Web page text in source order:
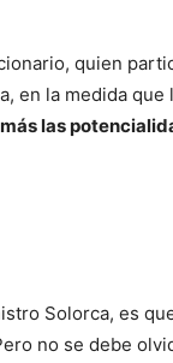
quien
en la medida
las
Solorca, es
no se debe